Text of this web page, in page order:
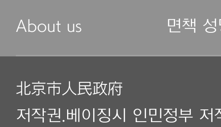
About us 면책
北京市人民政府
저작권.베이징시 인민정부